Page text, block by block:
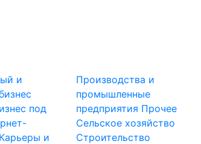
и
под
Карьеры и
Производства и
промышленные
предприятия Прочее
Сельское хозяйство
Строительство